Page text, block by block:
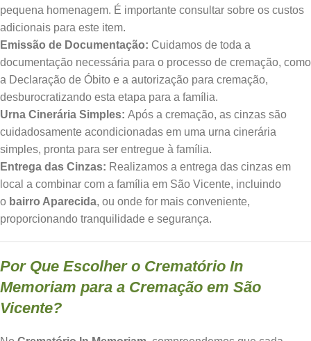
pequena homenagem. É importante consultar sobre os custos
adicionais para este item.
Emissão de Documentação: Cuidamos de toda a
documentação necessária para o processo de cremação, como
a Declaração de Óbito e a autorização para cremação,
desburocratizando esta etapa para a família.
Urna Cinerária Simples: Após a cremação, as cinzas são
cuidadosamente acondicionadas em uma urna cinerária
simples, pronta para ser entregue à família.
Entrega das Cinzas: Realizamos a entrega das cinzas em
local a combinar com a família em São Vicente, incluindo
o bairro Aparecida, ou onde for mais conveniente,
proporcionando tranquilidade e segurança.
Por Que Escolher o Crematório In
Memoriam para a Cremação em São
Vicente?